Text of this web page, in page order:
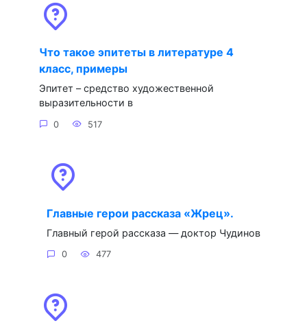
Что такое эпитеты в литературе 4
класс, примеры
Эпитет – средство художественной
выразительности в
0 517
Главные герои рассказа «Жрец».
Главный герой рассказа — доктор Чудинов
0 477